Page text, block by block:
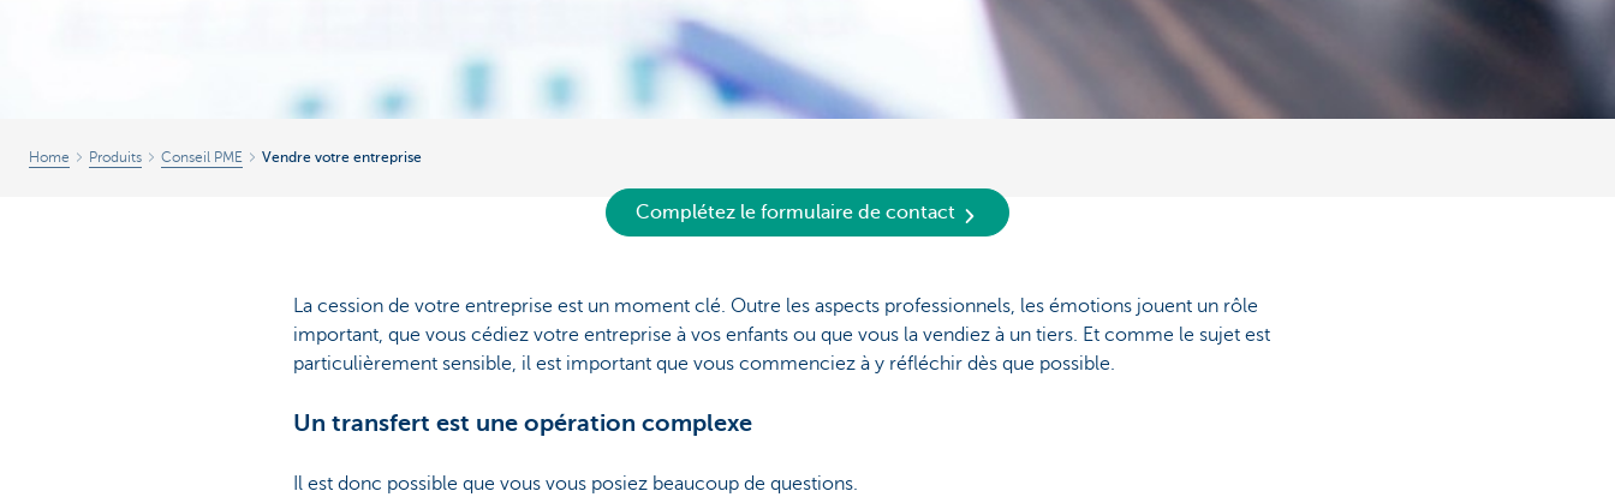
Home Produits Conseil PME Vendre votre entreprise
Complétez le formulaire de contact
La cession de votre entreprise est un moment clé. Outre les aspects professionnels, les émotions jouent un rôle
important, que vous cédiez votre entreprise à vos enfants ou que vous la vendiez à un tiers. Et comme le sujet est
particulièrement sensible, il est important que vous commenciez à y réfléchir dès que possible.
Un transfert est une opération complexe
Il est donc possible que vous vous posiez beaucoup de questions.